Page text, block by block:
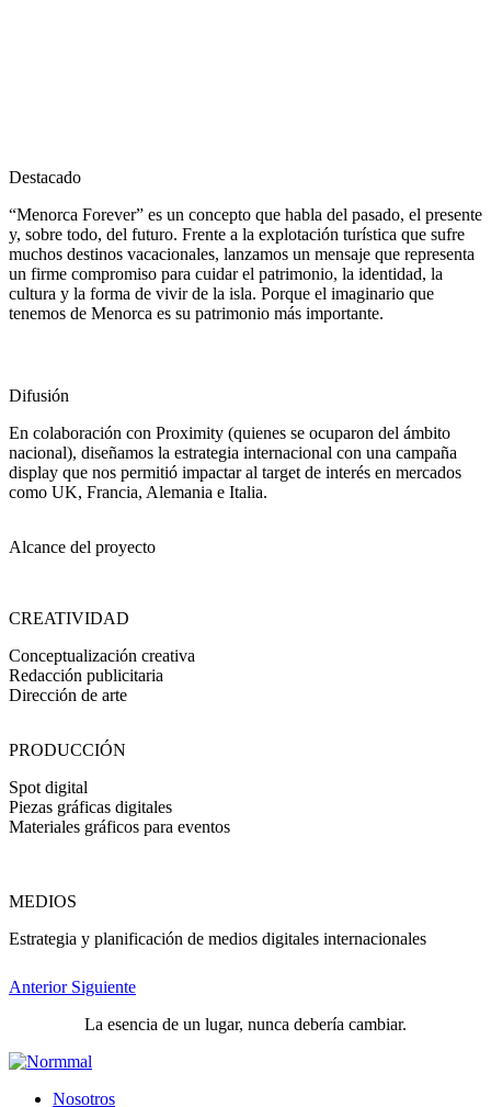
Destacado
“Menorca Forever” es un concepto que habla del pasado, el presente
y, sobre todo, del futuro. Frente a la explotación turística que sufre
muchos destinos vacacionales, lanzamos un mensaje que representa
un firme compromiso para cuidar el patrimonio, la identidad, la
cultura y la forma de vivir de la isla. Porque el imaginario que
tenemos de Menorca es su patrimonio más importante.
Difusión
En colaboración con Proximity (quienes se ocuparon del ámbito
nacional), diseñamos la estrategia internacional con una campaña
display que nos permitió impactar al target de interés en mercados
como UK, Francia, Alemania e Italia.
Alcance del proyecto
CREATIVIDAD
Conceptualización creativa
Redacción publicitaria
Dirección de arte
PRODUCCIÓN
Spot digital
Piezas gráficas digitales
Materiales gráficos para eventos
MEDIOS
Estrategia y planificación de medios digitales internacionales
Anterior Siguiente
La esencia de un lugar, nunca debería cambiar.
Nosotros